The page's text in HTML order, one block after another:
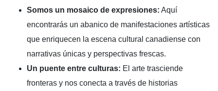
Somos un mosaico de expresiones: Aquí
encontrarás un abanico de manifestaciones artísticas
que enriquecen la escena cultural canadiense con
narrativas únicas y perspectivas frescas.
Un puente entre culturas: El arte trasciende
fronteras y nos conecta a través de historias